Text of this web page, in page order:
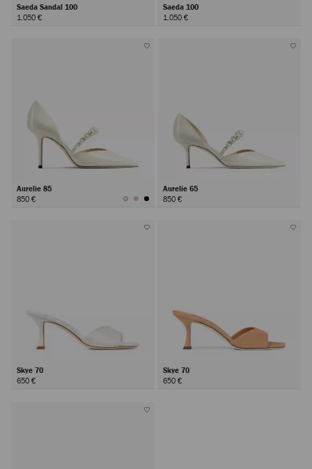
Saeda Sandal 100
1.050 €
Saeda 100
1.050 €
Aurelie 85
850 €
Aurelie 65
850 €
Skye 70
650 €
Skye 70
650 €